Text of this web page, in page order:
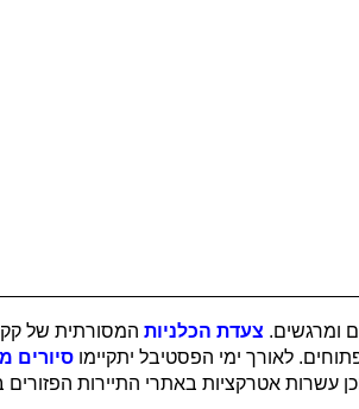
ומרגשים. צעדת הכלניות המסורתית של
סיורים